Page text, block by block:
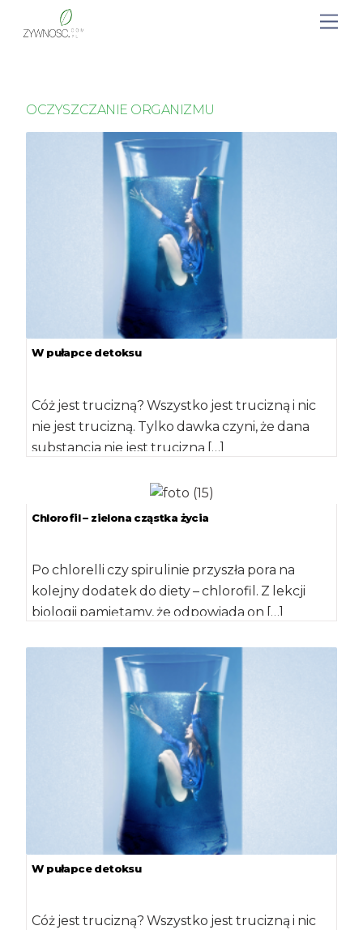
OCZYSZCZANIE ORGANIZMU
W pułapce detoksu
Cóż jest trucizną? Wszystko jest trucizną i nic
nie jest trucizną. Tylko dawka czyni, że dana
substancja nie jest trucizną […]
Chlorofil – zielona cząstka życia
Po chlorelli czy spirulinie przyszła pora na
kolejny dodatek do diety – chlorofil. Z lekcji
biologii pamiętamy, że odpowiada on […]
W pułapce detoksu
Cóż jest trucizną? Wszystko jest trucizną i nic